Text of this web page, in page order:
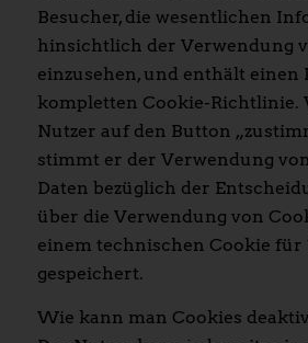
Besucher, die wesentlichen
hinsichtlich der Verwendung
einzusehen, und enthält einen
kompletten Cookie-Richtlinie.
Nutzer auf den Button
stimmt er der Verwendung
Daten bezüglich der
über die Verwendung von
einem technischen Cookie für
gespeichert.
Wie kann man Cookies